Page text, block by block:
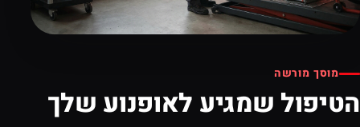
מוסך מורשה
הטיפול שמגיע לאופנוע שלך